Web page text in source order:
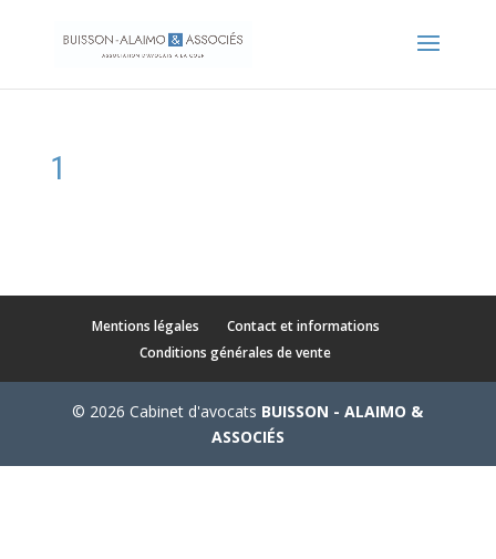
1
Mentions légales
Contact et informations
Conditions générales de vente
© 2026 Cabinet d'avocats BUISSON - ALAIMO &
ASSOCIÉS